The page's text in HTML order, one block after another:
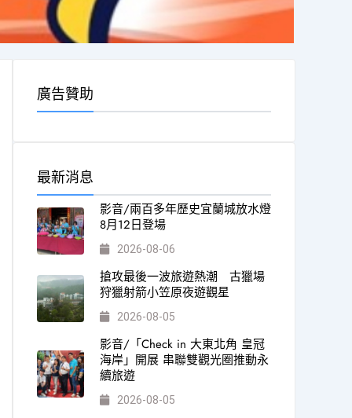
廣告贊助
最新消息
影音/兩百多年歷史宜蘭城放水燈
8月12日登場
2026-08-06
搶攻最後一波旅遊熱潮 古獵場
狩獵射箭小笠原夜遊觀星
2026-08-05
影音/「Check in 大東北角 皇冠
海岸」開展 串聯雙觀光圈推動永
續旅遊
2026-08-05